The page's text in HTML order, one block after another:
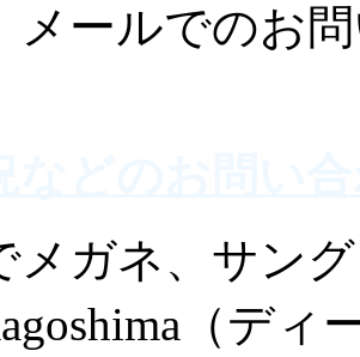
メールでのお
メガネ、サン
（ディ